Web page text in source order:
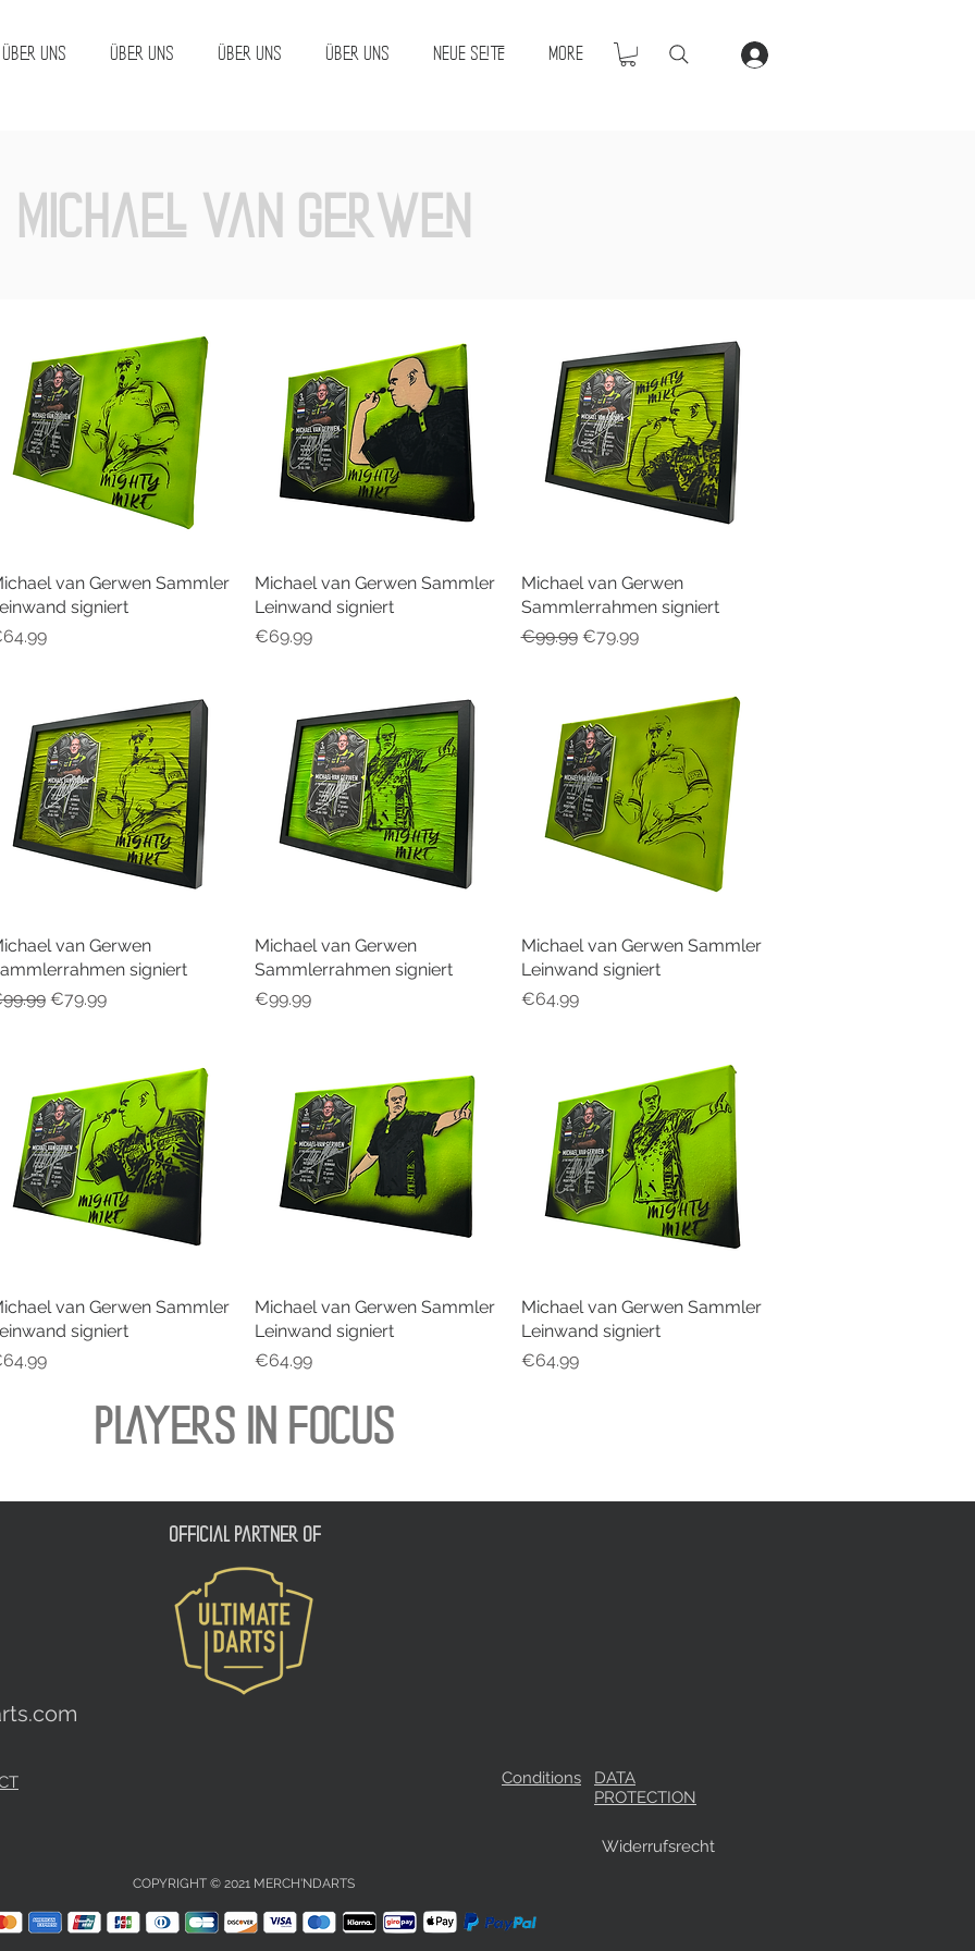
Über uns Über uns Über uns Über uns Neue Seite More
Michael van Gerwen
Quick View
van Gerwen Sammler
signiert
Quick View
Michael van Gerwen Sammler
Leinwand signiert
Price
€69.99
Quick View
Michael van Gerwen
Sammlerrahmen signiert
Regular Price
€99.99 Sale Price
€79.99
Quick View
van Gerwen
signiert
Price
Sale Price
€79.99
Quick View
Michael van Gerwen
Sammlerrahmen signiert
Price
€99.99
Quick View
Michael van Gerwen Sammler
Leinwand signiert
Price
€64.99
Quick View
van Gerwen Sammler
signiert
Quick View
Michael van Gerwen Sammler
Leinwand signiert
Price
€64.99
Quick View
Michael van Gerwen Sammler
Leinwand signiert
Price
€64.99
PLAYERS IN FOCUS
official partner of
COPYRIGHT © 2021 MERCH'NDARTS
Conditions
DATA
PROTECTION
Widerrufsrecht